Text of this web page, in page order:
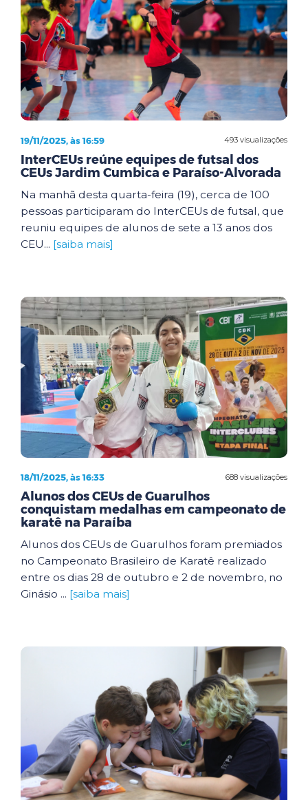
493 visualizações
19/11/2025, às 16:59
InterCEUs reúne equipes de futsal dos
CEUs Jardim Cumbica e Paraíso-Alvorada
Na manhã desta quarta-feira (19), cerca de 100
pessoas participaram do InterCEUs de futsal, que
reuniu equipes de alunos de sete a 13 anos dos
CEU... [saiba mais]
688 visualizações
18/11/2025, às 16:33
Alunos dos CEUs de Guarulhos
conquistam medalhas em campeonato de
karatê na Paraíba
Alunos dos CEUs de Guarulhos foram premiados
no Campeonato Brasileiro de Karatê realizado
entre os dias 28 de outubro e 2 de novembro, no
Ginásio ... [saiba mais]